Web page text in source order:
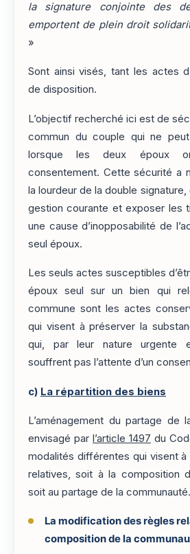
la signature conjointe des
emportent de plein droit
»
Sont ainsi visés, tant les actes
de disposition.
L’objectif recherché ici est de
commun du couple qui ne
lorsque les deux époux
consentement. Cette sécurité a
la lourdeur de la double
gestion courante et exposer les
une cause d’inopposabilité de
seul époux.
Les seuls actes susceptibles
époux seul sur un bien qui
commune sont les actes
qui visent à préserver la
qui, par leur nature urgente
souffrent pas l’attente d’un
c) La répartition des biens
L’aménagement du partage de
envisagé par l’article 1497 du
modalités différentes qui visent
relatives, soit à la composition
soit au partage de la communauté.
La modification des règles
composition de la